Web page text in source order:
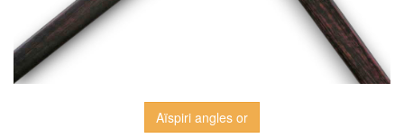
Aïspiri angles or